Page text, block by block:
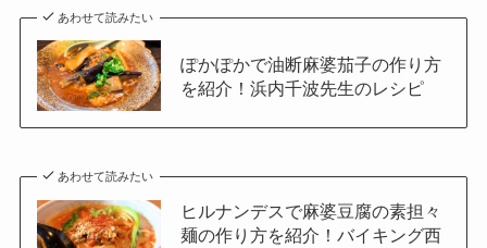
あわせて読みたい
ぽかぽかで油断麻婆茄子の作り方
を紹介！浜内千波先生のレシピ
あわせて読みたい
ヒルナンデスで麻婆豆腐の素担々
麺の作り方を紹介！バイキング西